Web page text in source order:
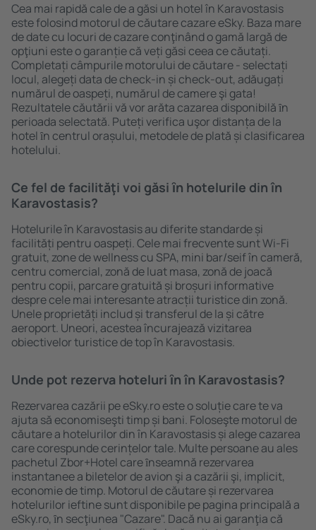
Cea mai rapidă cale de a găsi un hotel în Karavostasis
este folosind motorul de căutare cazare eSky. Baza mare
de date cu locuri de cazare conţinând o gamă largă de
opţiuni este o garanție că veți găsi ceea ce căutați.
Completați câmpurile motorului de căutare - selectați
locul, alegeți data de check-in și check-out, adăugați
numărul de oaspeți, numărul de camere şi gata!
Rezultatele căutării vă vor arăta cazarea disponibilă ȋn
perioada selectată. Puteți verifica uşor distanța de la
hotel ȋn centrul orașului, metodele de plată și clasificarea
hotelului.
Ce fel de facilităţi voi găsi ȋn hotelurile din în
Karavostasis?
Hotelurile în Karavostasis au diferite standarde și
facilități pentru oaspeți. Cele mai frecvente sunt Wi-Fi
gratuit, zone de wellness cu SPA, mini bar/seif în cameră,
centru comercial, zonă de luat masa, zonă de joacă
pentru copii, parcare gratuită și broșuri informative
despre cele mai interesante atracții turistice din zonă.
Unele proprietăți includ și transferul de la și către
aeroport. Uneori, acestea încurajează vizitarea
obiectivelor turistice de top în Karavostasis.
Unde pot rezerva hoteluri ȋn în Karavostasis?
Rezervarea cazării pe eSky.ro este o soluție care te va
ajuta să economiseşti timp și bani. Foloseşte motorul de
căutare a hotelurilor din în Karavostasis și alege cazarea
care corespunde cerințelor tale. Multe persoane au ales
pachetul Zbor+Hotel care ȋnseamnă rezervarea
instantanee a biletelor de avion şi a cazării şi, implicit,
economie de timp. Motorul de căutare și rezervarea
hotelurilor ieftine sunt disponibile pe pagina principală a
eSky.ro, ȋn secţiunea "Cazare". Dacă nu ai garanţia că